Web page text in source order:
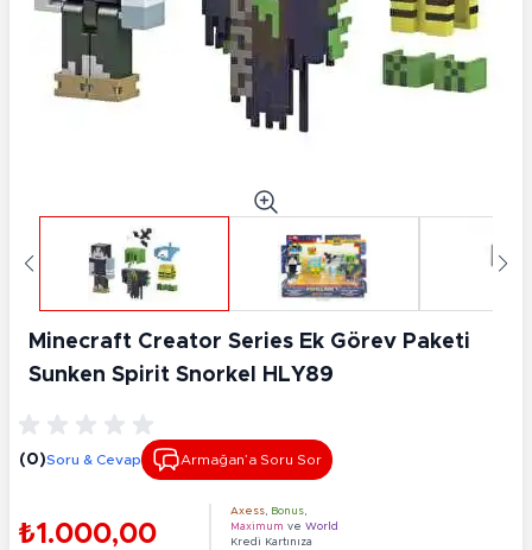
Minecraft Creator Series Ek Görev Paketi
Sunken Spirit Snorkel HLY89
(0)Soru & Cevap Armağan’a Soru Sor
₺1.000,00
Axess Bonus
Maximum ve World
Kredi Kartınıza